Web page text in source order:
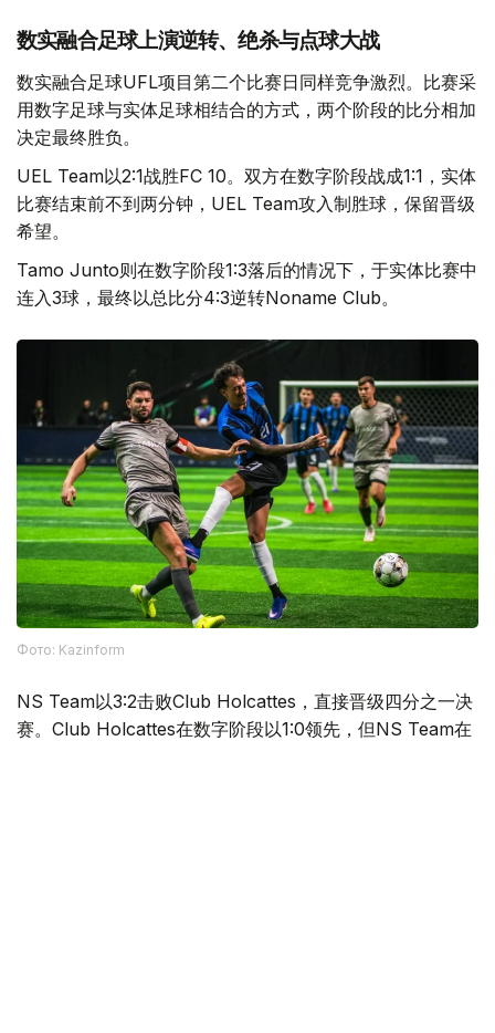
数实融合足球上演逆转、绝杀与点球大战
数实融合足球UFL项目第二个比赛日同样竞争激烈。比赛采
用数字足球与实体足球相结合的方式，两个阶段的比分相加
决定最终胜负。
UEL Team以2:1战胜FC 10。双方在数字阶段战成1:1，实体
比赛结束前不到两分钟，UEL Team攻入制胜球，保留晋级
希望。
Tamo Junto则在数字阶段1:3落后的情况下，于实体比赛中
连入3球，最终以总比分4:3逆转Noname Club。
Фото: Kazinform
NS Team以3:2击败Club Holcattes，直接晋级四分之一决
赛。Club Holcattes在数字阶段以1:0领先，但NS Team在